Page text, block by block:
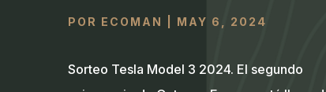
POR ECOMAN MAY 6, 2024
Sorteo Tesla Model 3 2024. El segundo